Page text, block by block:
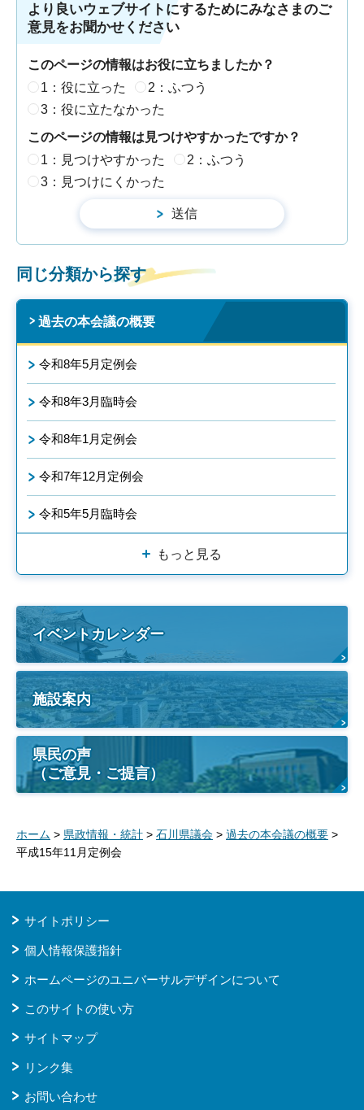
より良いウェブサイトにするためにみなさまのご
意見をお聞かせください
このページの情報はお役に立ちましたか？
1：役に立った
2：ふつう
3：役に立たなかった
このページの情報は見つけやすかったですか？
1：見つけやすかった
2：ふつう
3：見つけにくかった
同じ分類から探す
過去の本会議の概要
令和8年5月定例会
令和8年3月臨時会
令和8年1月定例会
令和7年12月定例会
令和5年5月臨時会
もっと見る
イベントカレンダー
施設案内
県民の声
（ご意見・ご提言）
ホーム > 県政情報・統計 > 石川県議会 > 過去の本会議の概要 >
平成15年11月定例会
サイトポリシー
個人情報保護指針
ホームページのユニバーサルデザインについて
このサイトの使い方
サイトマップ
リンク集
お問い合わせ